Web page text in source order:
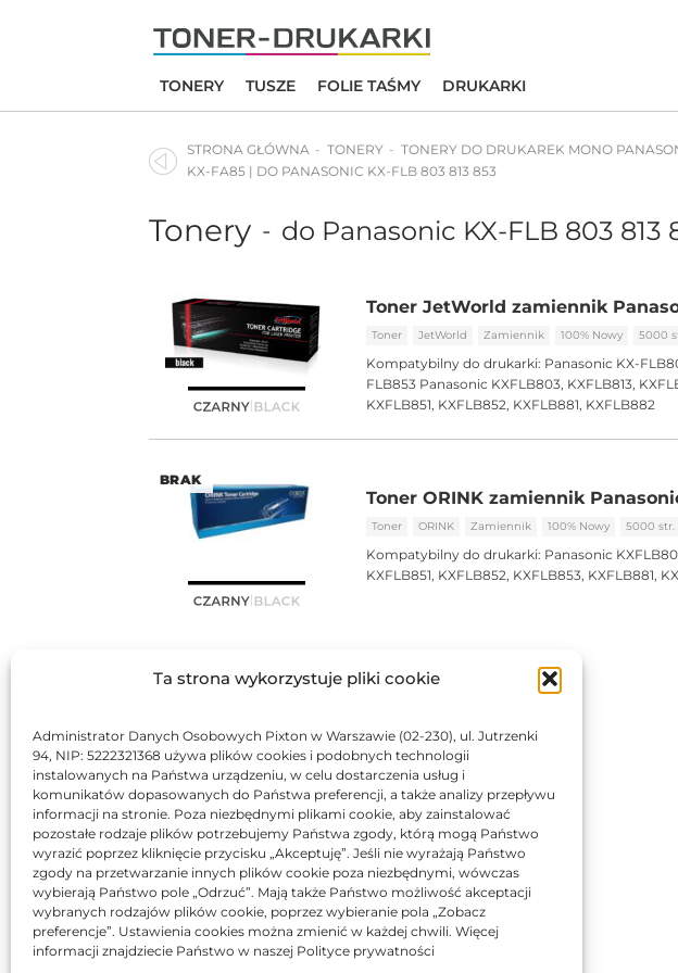
Ta strona wykorzystuje pliki cookie
Administrator Danych Osobowych Pixton w Warszawie (02-230), ul. Jutrzenki
94, NIP: 5222321368 używa plików cookies i podobnych technologii
instalowanych na Państwa urządzeniu, w celu dostarczenia usług i
komunikatów dopasowanych do Państwa preferencji, a także analizy przepływu
informacji na stronie. Poza niezbędnymi plikami cookie, aby zainstalować
pozostałe rodzaje plików potrzebujemy Państwa zgody, którą mogą Państwo
wyrazić poprzez kliknięcie przycisku „Akceptuję”. Jeśli nie wyrażają Państwo
zgody na przetwarzanie innych plików cookie poza niezbędnymi, wówczas
wybierają Państwo pole „Odrzuć”. Mają także Państwo możliwość akceptacji
wybranych rodzajów plików cookie, poprzez wybieranie pola „Zobacz
preferencje”. Ustawienia cookies można zmienić w każdej chwili. Więcej
informacji znajdziecie Państwo w naszej Polityce prywatności
TONERY TUSZE FOLIE TAŚMY DRUKARKI
STRONA GŁÓWNA TONERY
TONERY DO DRUKAREK MONO
KX-FA85 | DO PANASONIC KX-FLB 803 813 853
Tonery - do Panasonic KX-FLB 803 813
Toner JetWorld zamiennik
Toner JetWorld Zamiennik 100% Nowy 5000
Kompatybilny do drukarki: Panasonic KX-
FLB853 Panasonic KXFLB803, KXFLB813,
KXFLB851, KXFLB852, KXFLB881, KXFLB882
BRAK
Toner ORINK zamiennik
Toner ORINK Zamiennik 100% Nowy 5000 str.
Kompatybilny do drukarki: Panasonic
KXFLB851, KXFLB852, KXFLB853, KXFLB881,